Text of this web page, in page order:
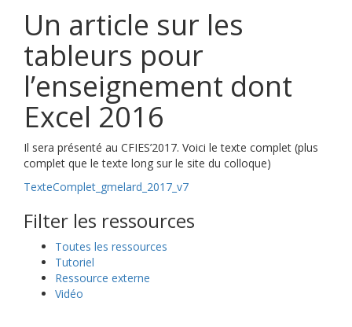
Un article sur les
tableurs pour
l’enseignement dont
Excel 2016
Il sera présenté au CFIES’2017. Voici le texte complet (plus
complet que le texte long sur le site du colloque)
TexteComplet_gmelard_2017_v7
Filter les ressources
Toutes les ressources
Tutoriel
Ressource externe
Vidéo